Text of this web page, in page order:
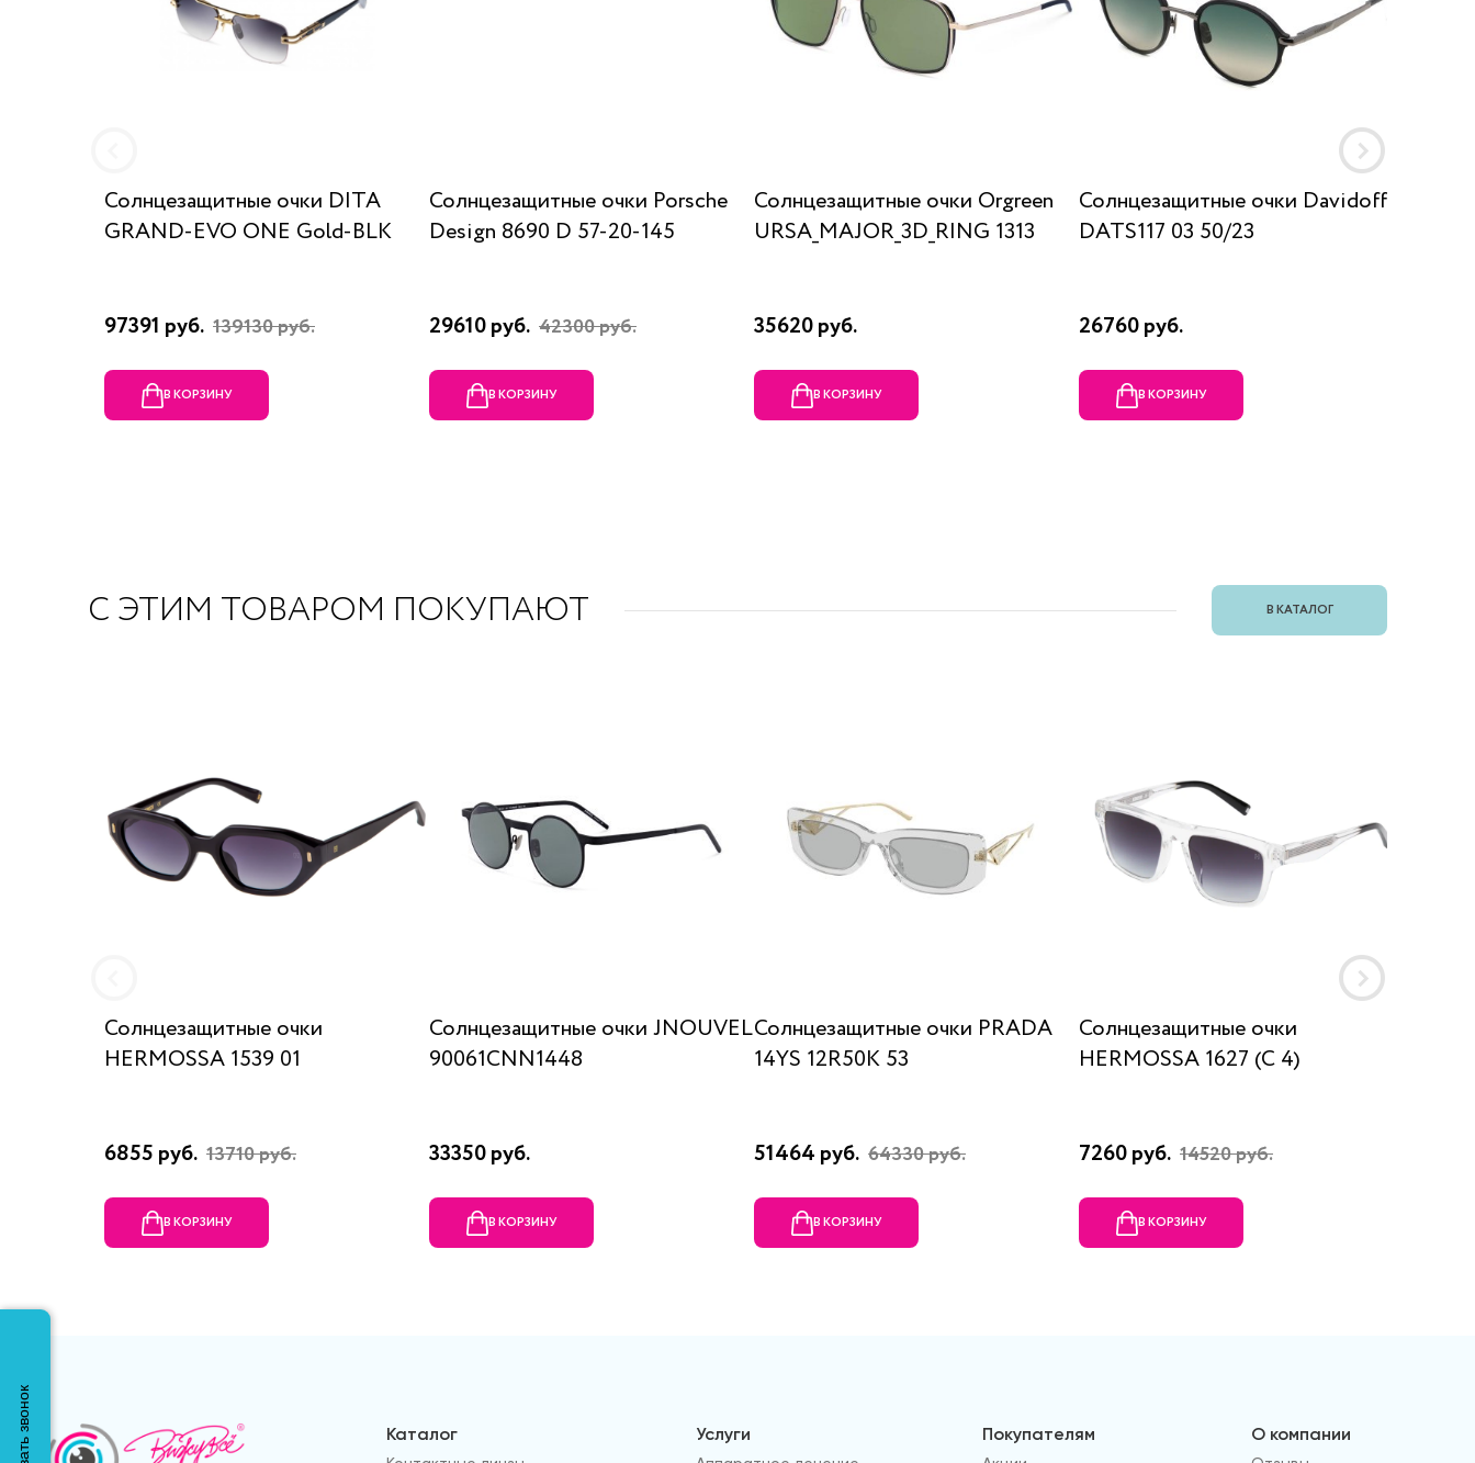
Солнцезащитные очки DITA
GRAND-EVO ONE Gold-BLK
97391 руб. 139130 руб.
В КОРЗИНУ
Солнцезащитные очки Porsche
Design 8690 D 57-20-145
29610 руб. 42300 руб.
В КОРЗИНУ
Солнцезащитные очки Orgreen
URSA_MAJOR_3D_RING 1313
35620 руб.
В КОРЗИНУ
Солнцезащитные очки Davidoff
DATS117 03 50/23
26760 руб.
В КОРЗИНУ
С ЭТИМ ТОВАРОМ ПОКУПАЮТ В КАТАЛОГ
Солнцезащитные очки
HERMOSSA 1539 01
6855 руб. 13710 руб.
В КОРЗИНУ
Солнцезащитные очки JNOUVEL
90061CNN1448
33350 руб.
В КОРЗИНУ
Солнцезащитные очки PRADA
14YS 12R50K 53
51464 руб. 64330 руб.
В КОРЗИНУ
Солнцезащитные очки
HERMOSSA 1627 (C 4)
7260 руб. 14520 руб.
В КОРЗИНУ
Каталог Услуги Покупателям О компании